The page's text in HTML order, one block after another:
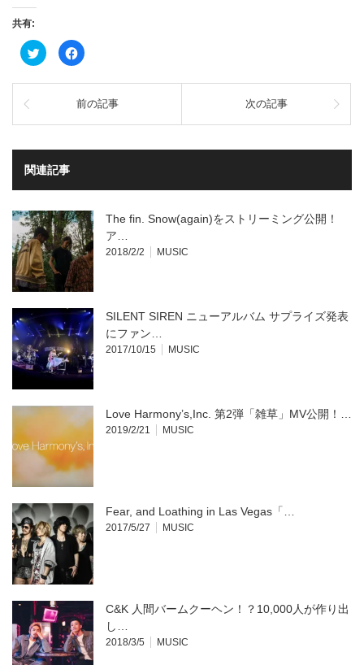
共有:
ク
リ
共
(新
い
ウ
ウ
で
開
き
ま
す)
Facebook
で
る
に
ク
ッ
い
(新
し
い
ウ
ィ
ン
ド
ウ
開
き
ま
す)
前の記事 次の記事
関連記事
The fin. Snow(again)をストリーミング公開！
ア…
2018/2/2 MUSIC
SILENT SIREN ニューアルバム サプライズ発表
にファン…
2017/10/15 MUSIC
Love Harmony’s,Inc. 第2弾「雑草」MV公開！…
2019/2/21 MUSIC
Fear, and Loathing in Las Vegas「…
2017/5/27 MUSIC
C&K 人間バームクーヘン！？10,000人が作り出
し…
2018/3/5 MUSIC